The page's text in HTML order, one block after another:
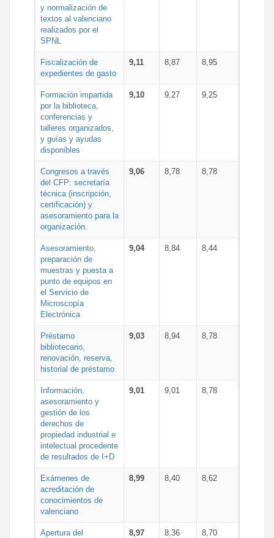
y normalización de
textos al valenciano
realizados por el
SPNL
Fiscalización de
expedientes de gasto
9,11 8,87 8,95
Formación impartida
por la biblioteca,
conferencias y
talleres organizados,
y guías y ayudas
disponibles
9,10 9,27 9,25
Congresos a través
del CFP: secretaría
técnica (inscripción,
certificación) y
asesoramiento para la
organización.
9,06 8,78 8,78
Asesoramiento,
preparación de
muestras y puesta a
punto de equipos en
el Servicio de
Microscopía
Electrónica
9,04 8,84 8,44
Préstamo
bibliotecario,
renovación, reserva,
historial de préstamo
9,03 8,94 8,78
Información,
asesoramiento y
gestión de los
derechos de
propiedad industrial e
intelectual procedente
de resultados de I+D
9,01 9,01 8,78
Exámenes de
acreditación de
conocimientos de
valenciano
8,99 8,40 8,62
Apertura del
8,97 8,36 8,70